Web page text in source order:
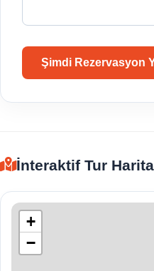
Şimdi Rezervasyon
İnteraktif Tur
+
−